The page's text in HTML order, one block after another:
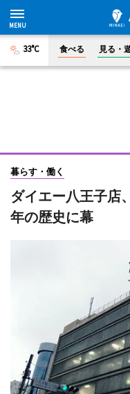
33°C 食べる 見る・
暮らす・働く
ダイエー八王子
年の歴史に幕